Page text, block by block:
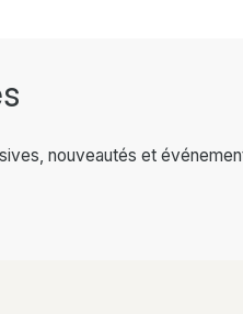
nouveautés et